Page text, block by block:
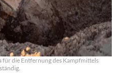
für die Entfernung des Kampfmittels